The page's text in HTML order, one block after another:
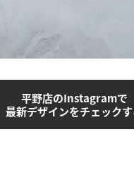
平野店のInstagramで
最新デザインをチェックす